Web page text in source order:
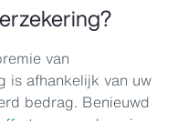
van
is afhankelijk van uw
bedrag. Benieuwd